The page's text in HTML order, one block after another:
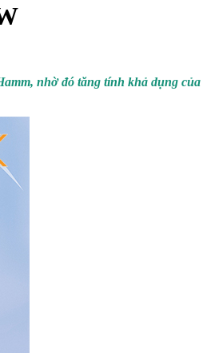
nhờ đó tăng tính khả dụng của